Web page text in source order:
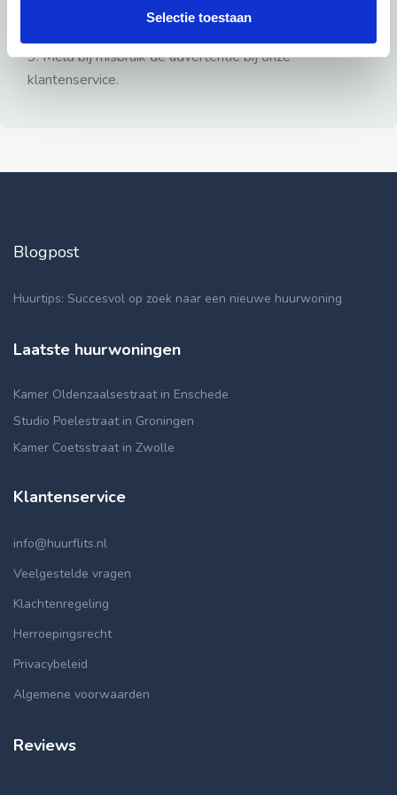
Selectie toestaan
3: Meld bij misbruik de advertentie bij onze
klantenservice.
Blogpost
Huurtips: Succesvol op zoek naar een nieuwe huurwoning
Laatste huurwoningen
Kamer Oldenzaalsestraat in Enschede
Studio Poelestraat in Groningen
Kamer Coetsstraat in Zwolle
Klantenservice
info@huurflits.nl
Veelgestelde vragen
Klachtenregeling
Herroepingsrecht
Privacybeleid
Algemene voorwaarden
Reviews